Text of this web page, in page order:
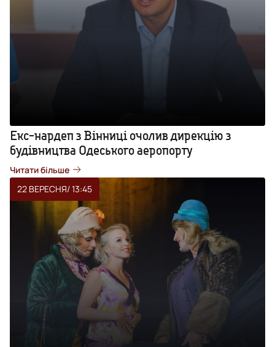
Екс-нардеп з Вінниці очолив дирекцію з
будівництва Одеського аеропорту
Читати більше
22 ВЕРЕСНЯ/ 13:45